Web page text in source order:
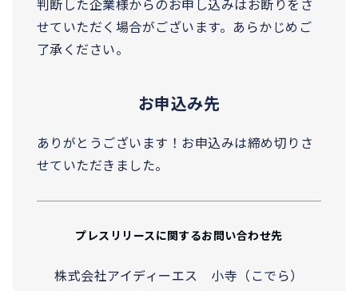
判断した企業様からのお申し込みはお断りをさ
せていただく場合がございます。あらかじめご
了承ください。
お申込み先
ありがとうございます！お申込みは締め切りさ
せていただきました。
プレスリリースに関するお問い合わせ先
株式会社アイディーエス 小寺（こでら）